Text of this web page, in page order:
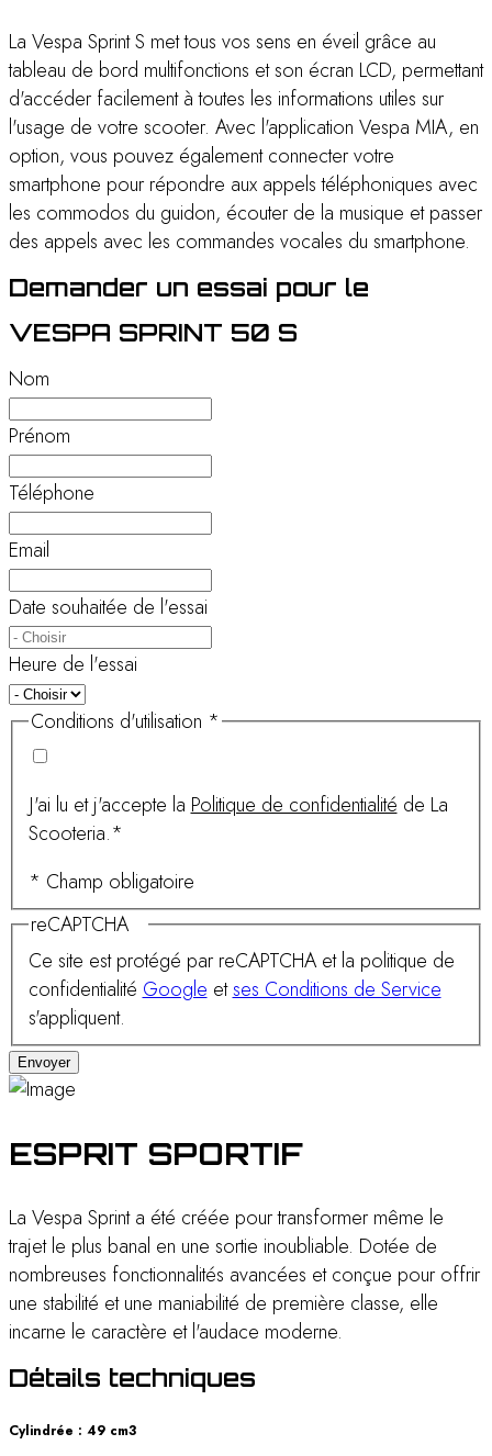
La Vespa Sprint S met tous vos sens en éveil grâce au
tableau de bord multifonctions et son écran LCD, permettant
d'accéder facilement à toutes les informations utiles sur
l'usage de votre scooter. Avec l'application Vespa MIA, en
option, vous pouvez également connecter votre
smartphone pour répondre aux appels téléphoniques avec
les commodos du guidon, écouter de la musique et passer
des appels avec les commandes vocales du smartphone.
Demander un essai pour le
VESPA SPRINT 50 S
Nom
Prénom
Téléphone
Email
Date souhaitée de l'essai
Heure de l'essai
Conditions d'utilisation *
J'ai lu et j'accepte la Politique de confidentialité de La
Scooteria.*
* Champ obligatoire
reCAPTCHA
Ce site est protégé par reCAPTCHA et la politique de
confidentialité Google etses Conditions de Service
s'appliquent.
Envoyer
ESPRIT SPORTIF
La Vespa Sprint a été créée pour transformer même le
trajet le plus banal en une sortie inoubliable. Dotée de
nombreuses fonctionnalités avancées et conçue pour offrir
une stabilité et une maniabilité de première classe, elle
incarne le caractère et l'audace moderne.
Détails techniques
Cylindrée : 49 cm3